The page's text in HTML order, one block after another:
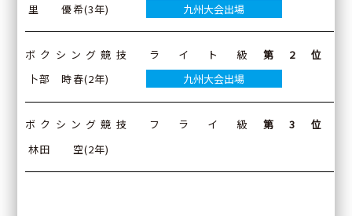
里 優希(3年)
九州大会出場
ボクシング競技 ライト級
第2位
卜部 時春(2年)
九州大会出場
ボクシング競技 フライ級
第3位
林田 空(2年)